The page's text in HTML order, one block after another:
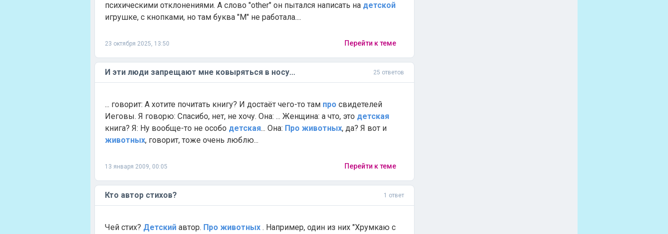
психическими отклонениями. А слово "other" он пытался написать на детской
игрушке, с кнопками, но там буква "М" не работала....
23 октября 2025, 13:50 Перейти к теме
И эти люди запрещают мне ковыряться в носу... 25 ответов
... говорит: А хотите почитать книгу? И достаёт чего-то там про свидетелей
Иеговы. Я говорю: Спасибо, нет, не хочу. Она: ... Женщина: а что, это детская
книга? Я: Ну вообще-то не особо детская... Она: Про животных, да? Я вот и
животных, говорит, тоже очень люблю...
13 января 2009, 00:05 Перейти к теме
Кто автор стихов? 1 ответ
Чей стих? Детский автор. Про животных . Например, один из них "Хрумкаю с